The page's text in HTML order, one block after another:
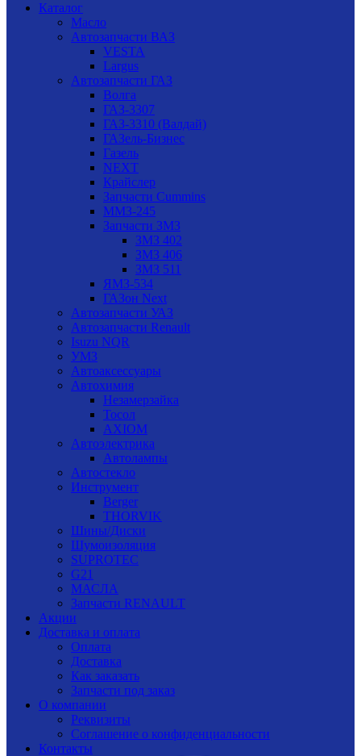
Каталог
Масло
Автозапчасти ВАЗ
VESTA
Largus
Автозапчасти ГАЗ
Волга
ГАЗ-3307
ГАЗ-3310 (Валдай)
ГАЗель-Бизнес
Газель
NEXT
Крайслер
Запчасти Cummins
ММЗ-245
Запчасти ЗМЗ
ЗМЗ 402
ЗМЗ 406
ЗМЗ 511
ЯМЗ-534
ГАЗон Next
Автозапчасти УАЗ
Автозапчасти Renault
Isuzu NQR
УМЗ
Автоаксессуары
Автохимия
Незамерзайка
Тосол
AXIOM
Автоэлектрика
Автолампы
Автостекло
Инструмент
Berger
THORVIK
Шины/Диски
Шумоизоляция
SUPROTEC
G21
МАСЛА
Запчасти RENAULT
Акции
Доставка и оплата
Оплата
Доставка
Как заказать
Запчасти под заказ
О компании
Реквизиты
Соглашение о конфиденциальности
Контакты